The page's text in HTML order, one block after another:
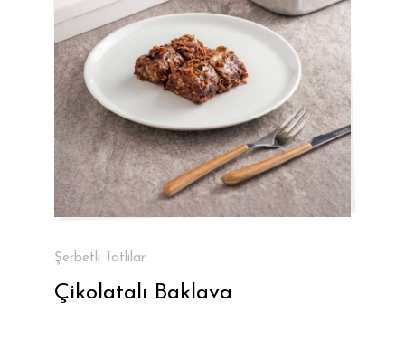
Şerbetli Tatlılar
Çikolatalı Baklava